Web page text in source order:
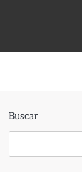
Buscar